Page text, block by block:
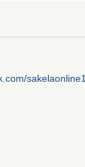
sakelaonline1